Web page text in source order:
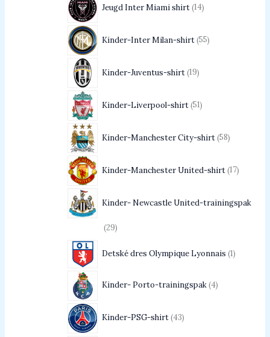
Jeugd Inter Miami shirt 14
Kinder-Inter Milan-shirt 55
Kinder-Juventus-shirt 19
Kinder-Liverpool-shirt 51
Kinder-Manchester City-shirt 58
Kinder-Manchester United-shirt 17
Kinder- Newcastle United-trainingspak
29
Detské dres Olympique Lyonnais 1
Kinder- Porto-trainingspak 4
Kinder-PSG-shirt 43